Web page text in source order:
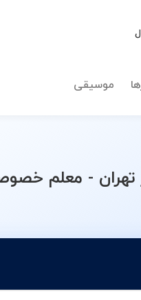
موسیقی
- معلم